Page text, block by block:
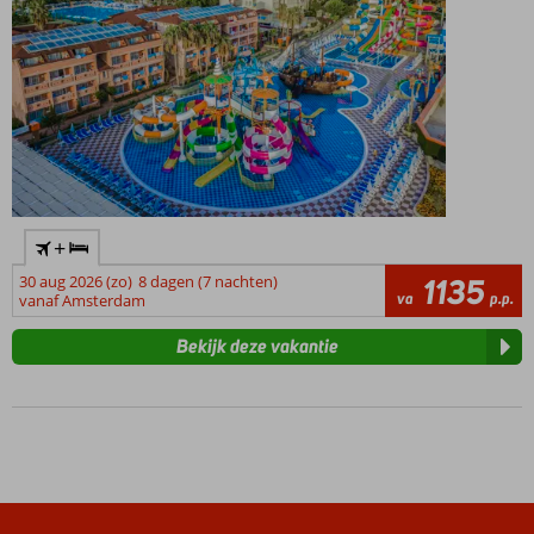
+
30 aug 2026 (zo) 8 dagen (7 nachten)
vanaf Amsterdam
va 1135 p.p.
Bekijk deze vakantie